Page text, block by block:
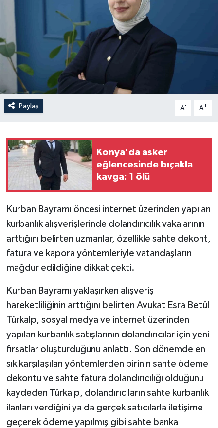
Paylaş A- A+
Konya'da asker
eğlencesinde bıçakla
kavga: 1 ölü
Kurban Bayramı öncesi internet üzerinden yapılan
kurbanlık alışverişlerinde dolandırıcılık vakalarının
arttığını belirten uzmanlar, özellikle sahte dekont,
fatura ve kapora yöntemleriyle vatandaşların
mağdur edildiğine dikkat çekti.
Kurban Bayramı yaklaşırken alışveriş
hareketliliğinin arttığını belirten Avukat Esra Betül
Türkalp, sosyal medya ve internet üzerinden
yapılan kurbanlık satışlarının dolandırıcılar için yeni
fırsatlar oluşturduğunu anlattı. Son dönemde en
sık karşılaşılan yöntemlerden birinin sahte ödeme
dekontu ve sahte fatura dolandırıcılığı olduğunu
kaydeden Türkalp, dolandırıcıların sahte kurbanlık
ilanları verdiğini ya da gerçek satıcılarla iletişime
geçerek ödeme yapılmış gibi sahte banka